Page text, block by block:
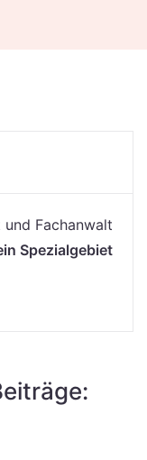
Fachanwalt
Spezialgebiet